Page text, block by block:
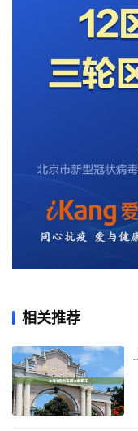
相关推荐